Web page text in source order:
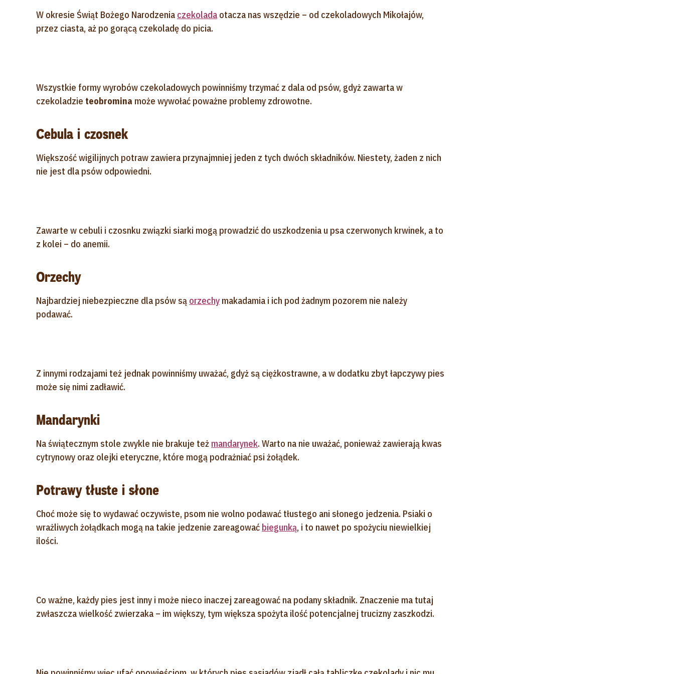
W okresie Świąt Bożego Narodzenia czekolada otacza nas wszędzie – od czekoladowych Mikołajów,
przez ciasta, aż po gorącą czekoladę do picia.
Wszystkie formy wyrobów czekoladowych powinniśmy trzymać z dala od psów, gdyż zawarta w
czekoladzie teobromina może wywołać poważne problemy zdrowotne.
Cebula i czosnek
Większość wigilijnych potraw zawiera przynajmniej jeden z tych dwóch składników. Niestety, żaden z nich
nie jest dla psów odpowiedni.
Zawarte w cebuli i czosnku związki siarki mogą prowadzić do uszkodzenia u psa czerwonych krwinek, a to
z kolei – do anemii.
Orzechy
Najbardziej niebezpieczne dla psów są orzechy makadamia i ich pod żadnym pozorem nie należy
podawać.
Z innymi rodzajami też jednak powinniśmy uważać, gdyż są ciężkostrawne, a w dodatku zbyt łapczywy pies
może się nimi zadławić.
Mandarynki
Na świątecznym stole zwykle nie brakuje też mandarynek. Warto na nie uważać, ponieważ zawierają kwas
cytrynowy oraz olejki eteryczne, które mogą podrażniać psi żołądek.
Potrawy tłuste i słone
Choć może się to wydawać oczywiste, psom nie wolno podawać tłustego ani słonego jedzenia. Psiaki o
wrażliwych żołądkach mogą na takie jedzenie zareagować biegunką, i to nawet po spożyciu niewielkiej
ilości.
Co ważne, każdy pies jest inny i może nieco inaczej zareagować na podany składnik. Znaczenie ma tutaj
zwłaszcza wielkość zwierzaka – im większy, tym większa spożyta ilość potencjalnej trucizny zaszkodzi.